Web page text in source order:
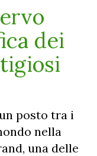
dei
posto tra i
nella
una delle